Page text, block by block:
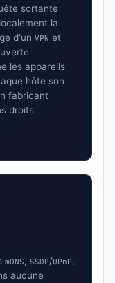
sortante
la
d'un VPN et
les appareils
hôte son
fabricant
droits
mDNS, SSDP/UPnP,
aucune